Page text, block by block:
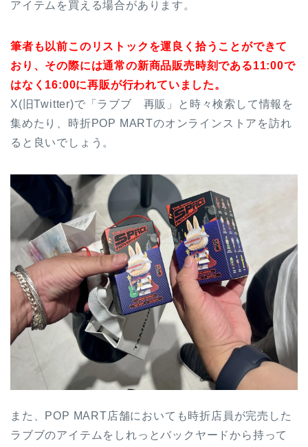
アイテムを買える場合があります。
筆者も以前このリストックを運良く拾うことができて
おり、その際には通常の新商品販売時刻である11:00で
はなく16:00に再販が行われていました。
X(旧Twitter)で「ラブブ 再販」と時々検索して情報を
集めたり、時折POP MARTのオンラインストアを訪れ
ると良いでしょう。
また、POP MART店舗においても時折店員が完売した
ラブブのアイテムをしれっとバックヤードから持って